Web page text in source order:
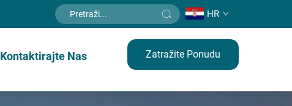
HR
Kontaktirajte Nas Zatražite Ponudu